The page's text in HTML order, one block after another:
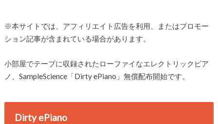
※本サイトでは、アフィリエイト広告を利用、またはプロモー
ション記事が含まれている場合があります。
小部屋でテープに収録されたローファイなエレクトリックピア
ノ、SampleScience「Dirty ePiano」無償配布開始です。
Dirty ePiano